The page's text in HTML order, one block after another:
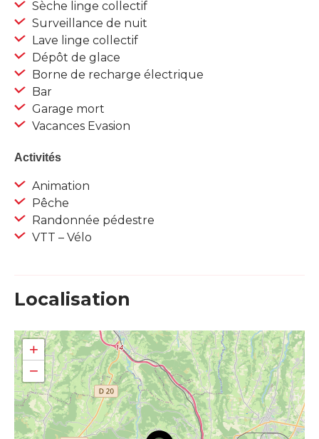
Sèche linge collectif
Surveillance de nuit
Lave linge collectif
Dépôt de glace
Borne de recharge électrique
Bar
Garage mort
Vacances Evasion
Activités
Animation
Pêche
Randonnée pédestre
VTT – Vélo
Localisation
+
−